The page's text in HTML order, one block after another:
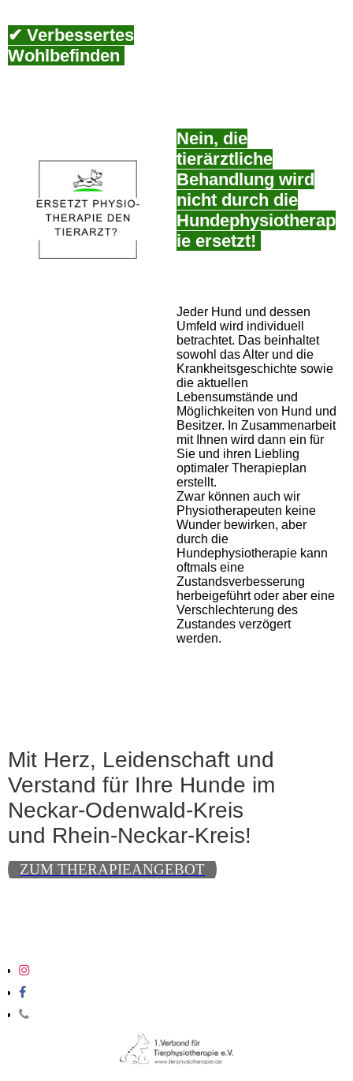
✔ Verbessertes
Wohlbefinden
Nein, die
tierärztliche
Behandlung wird
nicht durch die
Hundephysiotherap
ie ersetzt!
Jeder Hund und dessen
Umfeld wird individuell
betrachtet. Das beinhaltet
sowohl das Alter und die
Krankheitsgeschichte sowie
die aktuellen
Lebensumstände und
Möglichkeiten von Hund und
Besitzer. In Zusammenarbeit
mit Ihnen wird dann ein für
Sie und ihren Liebling
optimaler Therapieplan
erstellt.
Zwar können auch wir
Physiotherapeuten keine
Wunder bewirken, aber
durch die
Hundephysiotherapie kann
oftmals eine
Zustandsverbesserung
herbeigeführt oder aber eine
Verschlechterung des
Zustandes verzögert
werden.
Mit Herz, Leidenschaft und
Verstand für Ihre Hunde im
Neckar-Odenwald-Kreis
und Rhein-Neckar-Kreis!
ZUM THERAPIEANGEBOT